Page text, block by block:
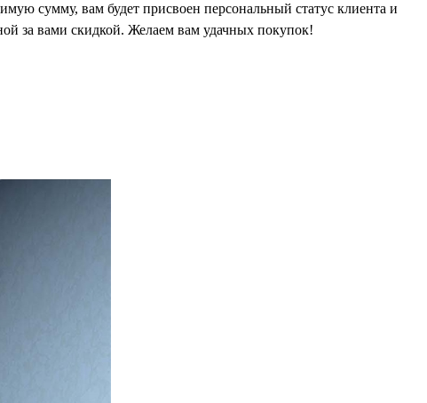
сумму, вам будет присвоен персональный статус клиента и
за вами скидкой. Желаем вам удачных покупок!